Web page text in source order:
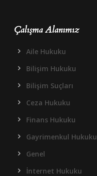
Çalışma Alanımız
Aile Hukuku
Bilişim Hukuku
Bilişim Suçları
Ceza Hukuku
Finans Hukuku
Gayrimenkul Hukuku
Genel
İnternet Hukuku